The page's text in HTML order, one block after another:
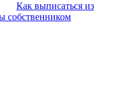
Как выписаться из
собственником